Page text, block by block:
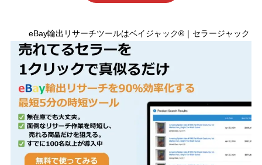
eBay輸出リサーチツールはベイジャック®｜セラージャック